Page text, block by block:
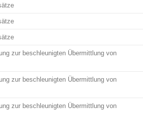
zur beschleunigten Übermittlung von
zur beschleunigten Übermittlung von
zur beschleunigten Übermittlung von